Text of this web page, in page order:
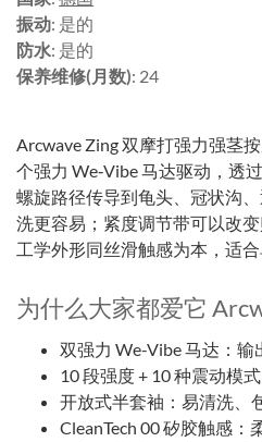
振动: 是的
防水: 是的
保养维修(月数): 24
Arcwave Zing 双摩打强力强茎
个强力 We‑Vibe 马达驱动，透
螺旋路径传导到龟头、冠状沟
洗更容易；紧度调节带可以改
工学外形同丝滑触感为本，适
为什么大家都爱它
双强力 We-Vibe 马达：输
10 段强度 + 10 种震动模
开放式半套袖：易清洗、
CleanTech 00 矽胶触感：